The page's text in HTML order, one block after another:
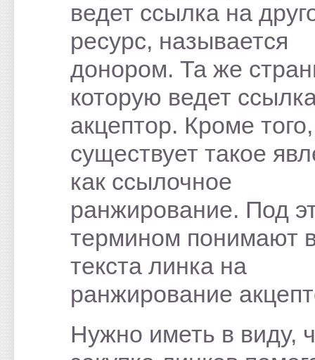
ведет ссылка на
ресурс, называется
донором. Та же
которую ведет
акцептор. Кроме того,
существует такое
как ссылочное
ранжирование. Под
термином понимают
текста линка на
ранжирование
Нужно иметь в виду,